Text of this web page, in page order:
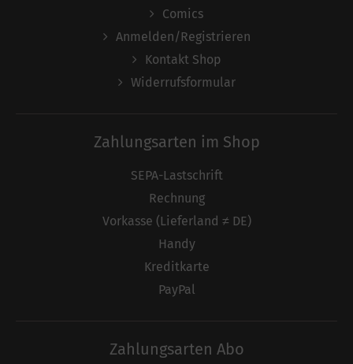
Comics
Anmelden/Registrieren
Kontakt Shop
Widerrufsformular
Zahlungsarten im Shop
SEPA-Lastschrift
Rechnung
Vorkasse (Lieferland ≠ DE)
Handy
Kreditkarte
PayPal
Zahlungsarten Abo